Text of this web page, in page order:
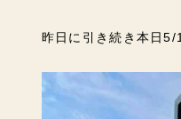
昨日に引き続き本日5/